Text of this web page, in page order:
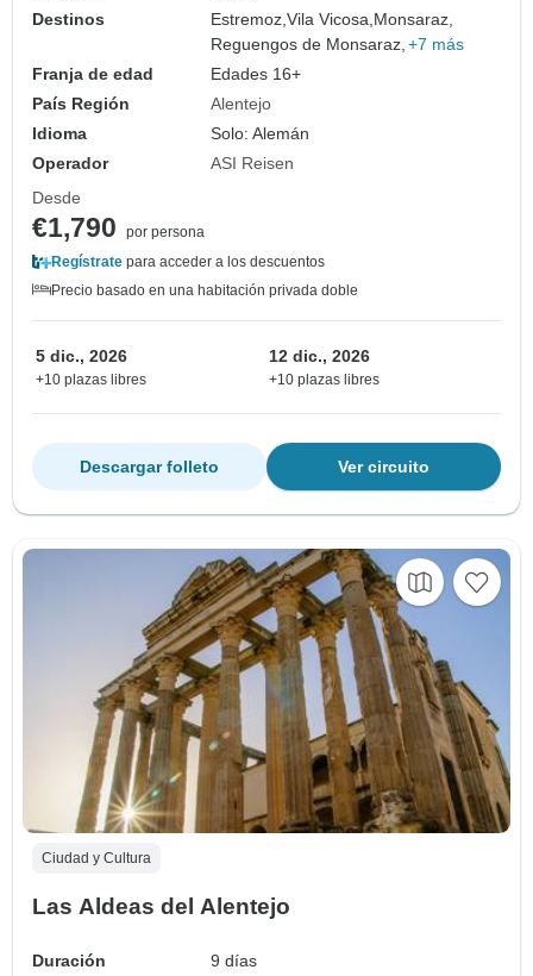
Destinos
Estremoz,Vila Vicosa, Monsaraz,
Reguengos de Monsaraz, +7 más
Franja de edad
Edades 16+
País Región
Alentejo
Idioma
Solo: Alemán
Operador
ASI Reisen
Desde
€1,790
por persona
Regístrate para acceder a los descuentos
Precio basado en una habitación privada doble
5 dic., 2026
+10 plazas libres
12 dic., 2026
+10 plazas libres
Ver circuito
Descargar folleto
Ciudad y Cultura
Las Aldeas del Alentejo
Duración
9 días